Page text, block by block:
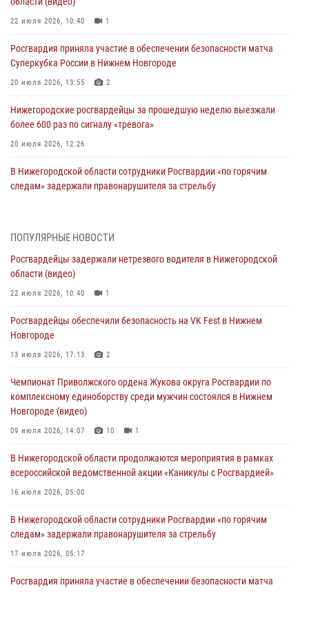
22 июля 2026, 10:40 1
Росгвардия приняла участие в обеспечении безопасности матча
Суперкубка России в Нижнем Новгороде
20 июля 2026, 13:55 2
Нижегородские росгвардейцы за прошедшую неделю выезжали
более 600 раз по сигналу «тревога»
20 июля 2026, 12:26
В Нижегородской области сотрудники Росгвардии «по горячим
следам» задержали правонарушителя за стрельбу
В Нижегородской области продолжаются мероприятия в рамках
16 июля 2026, 05:00
Росгвардейцы обеспечили безопасность на VK Fest в Нижнем
13 июля 2026, 17:13
Нижегородские росгвардейцы за прошедшую неделю выезжали
13 июля 2026, 06:45
Росгвардейцы предотвратили серию краж в Нижнем Новгороде
10 июля 2026, 09:38
ПОПУЛЯРНЫЕ НОВОСТИ
Росгвардейцы задержали нетрезвого водителя в Нижегородской
области (видео)
22 июля 2026, 10:40 1
Росгвардейцы обеспечили безопасность на VK Fest в Нижнем
Новгороде
13 июля 2026, 17:13 2
Чемпионат Приволжского ордена Жукова округа Росгвардии по
комплексному единоборству среди мужчин состоялся в Нижнем
Новгороде (видео)
09 июля 2026, 14:07 10 1
В Нижегородской области продолжаются мероприятия в рамках
всероссийской ведомственной акции «Каникулы с Росгвардией»
16 июля 2026, 05:00
В Нижегородской области сотрудники Росгвардии «по горячим
следам» задержали правонарушителя за стрельбу
17 июля 2026, 05:17
Росгвардия приняла участие в обеспечении безопасности матча